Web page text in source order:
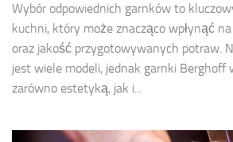
Wybór odpowiednich garnków to
kuchni, który może znacząco wpłynąć
oraz jakość przygotowywanych potraw.
jest wiele modeli, jednak garnki Berghoff
zarówno estetyką, jak i...